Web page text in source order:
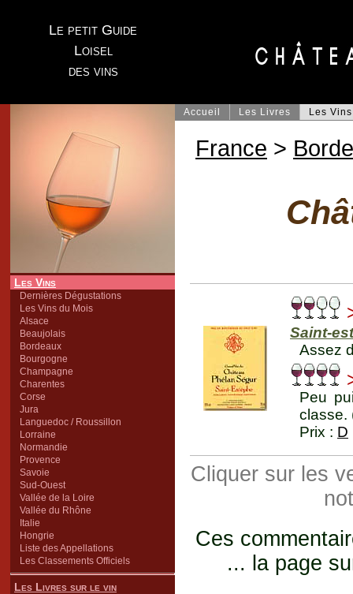
Le petit Guide
Loisel
des vins
Les Vins
Dernières Dégustations
Les Vins du Mois
Alsace
Beaujolais
Bordeaux
Bourgogne
Champagne
Charentes
Corse
Jura
Languedoc / Roussillon
Lorraine
Normandie
Provence
Savoie
Sud-Ouest
Vallée de la Loire
Vallée du Rhône
Italie
Hongrie
Liste des Appellations
Les Classements Officiels
Les Livres sur le vin
Accueil Les Livres Les Vins
France >
Saint-
Assez
Peu
classe.
Prix : D
Cliquer sur les
Ces
... la page